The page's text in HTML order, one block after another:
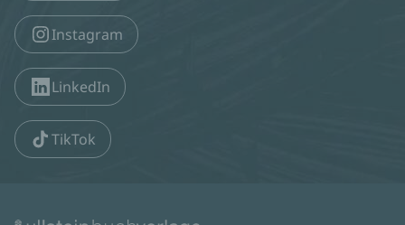
Instagram
LinkedIn
TikTok